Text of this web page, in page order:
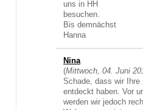
uns in HH
besuchen.
Bis demnächst
Hanna
Nina
(Mittwoch, 04. Juni
Schade, dass wir Ihre
entdeckt haben. Vor
werden wir jedoch